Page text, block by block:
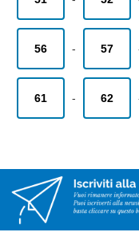
56 - 57
61 - 62